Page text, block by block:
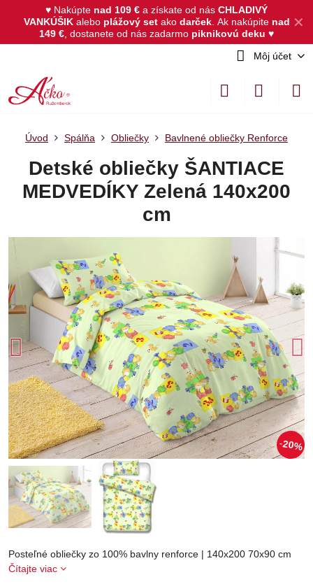
✕
♥ Nakúpte nad 109 € a získate od nás CHLADIVÝ
VANKÚŠIKalebo plážový set akodarček. Ak nakúpite nad
149 € , dostanete od nás zadarmo piknikovú deku ♥
Môj účet
20%
Úvod Spálňa Obliečky Bavlnené obliečky Renforce
Detské obliečky ŠANTIACE
MEDVEDÍKY Zelená 140x200
cm
Posteľné obliečky zo 100% bavlny renforce | 140x200 70x90 cm
Čítajte viac